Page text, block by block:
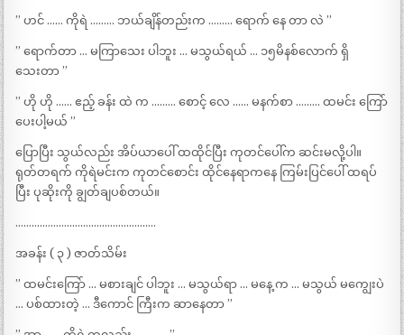
” ဟင် …… ကိုရဲ ……… ဘယ်ချိန်တည်းက ……… ရောက် နေ တာ လဲ ”
” ရောက်တာ … မကြာသေး ပါဘူး … မသွယ်ရယ် … ၁၅မိနစ်လောက် ရှိ
သေးတာ ”
” ဟို ဟို …… ဧည့် ခန်း ထဲ က ……… စောင့် လေ …… မနက်စာ ……… ထမင်း ကြော်
ပေးပါ့မယ် ”
ပြောပြီး သွယ်လည်း အိပ်ယာပေါ် ထထိုင်ပြီး ကုတင်ပေါ်က ဆင်းမလို့ပါ။
ရုတ်တရက် ကိုရဲမင်းက ကုတင်စောင်း ထိုင်နေရာကနေ ကြမ်းပြင်ပေါ် ထရပ်
ပြီး ပုဆိုးကို ချွတ်ချပစ်တယ်။
…………………………………………….
အခန်း ( ၃ ) ဇာတ်သိမ်း
” ထမင်းကြော် … မစားချင် ပါဘူး … မသွယ်ရာ … မနေ့ က … မသွယ် မကျွေးပဲ
… ပစ်ထားတဲ့ … ဒီကောင် ကြီးက ဆာနေတာ ”